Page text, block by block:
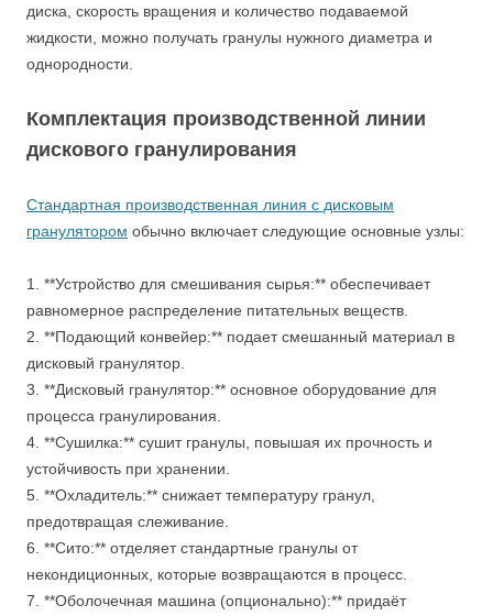
диска, скорость вращения и количество подаваемой
жидкости, можно получать гранулы нужного диаметра и
однородности.
Комплектация производственной линии
дискового гранулирования
Стандартная производственная линия с дисковым
гранулятором обычно включает следующие основные узлы:
1. **Устройство для смешивания сырья:** обеспечивает
равномерное распределение питательных веществ.
2. **Подающий конвейер:** подает смешанный материал в
дисковый гранулятор.
3. **Дисковый гранулятор:** основное оборудование для
процесса гранулирования.
4. **Сушилка:** сушит гранулы, повышая их прочность и
устойчивость при хранении.
5. **Охладитель:** снижает температуру гранул,
предотвращая слеживание.
6. **Сито:** отделяет стандартные гранулы от
некондиционных, которые возвращаются в процесс.
7. **Оболочечная машина (опционально):** придаёт